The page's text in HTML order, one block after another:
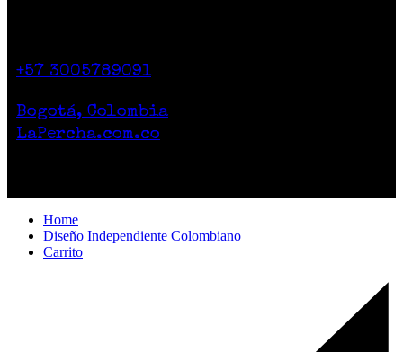
+57 3005789091
Bogotá, Colombia
LaPercha.com.co
Home
Diseño Independiente Colombiano
Carrito